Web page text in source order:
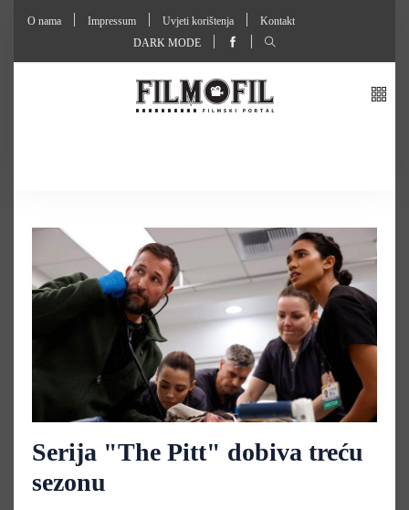
O nama Impressum Uvjeti korištenja
Kontakt
DARK MODE
Serija "The Pitt" dobiva treću
sezonu